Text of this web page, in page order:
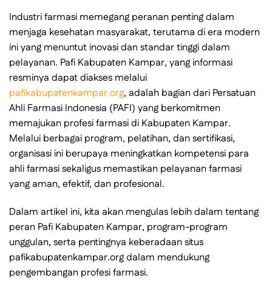
Industri farmasi memegang peranan penting dalam
menjaga kesehatan masyarakat, terutama di era modern
ini yang menuntut inovasi dan standar tinggi dalam
pelayanan. Pafi Kabupaten Kampar, yang informasi
resminya dapat diakses melalui
pafikabupatenkampar.org, adalah bagian dari Persatuan
Ahli Farmasi Indonesia (PAFI) yang berkomitmen
memajukan profesi farmasi di Kabupaten Kampar.
Melalui berbagai program, pelatihan, dan sertifikasi,
organisasi ini berupaya meningkatkan kompetensi para
ahli farmasi sekaligus memastikan pelayanan farmasi
yang aman, efektif, dan profesional.
Dalam artikel ini, kita akan mengulas lebih dalam tentang
peran Pafi Kabupaten Kampar, program-program
unggulan, serta pentingnya keberadaan situs
pafikabupatenkampar.org dalam mendukung
pengembangan profesi farmasi.